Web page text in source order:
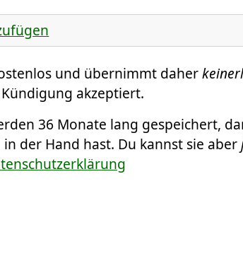
und übernimmt daher
akzeptiert.
36 Monate lang gespeichert,
der Hand hast. Du kannst sie aber